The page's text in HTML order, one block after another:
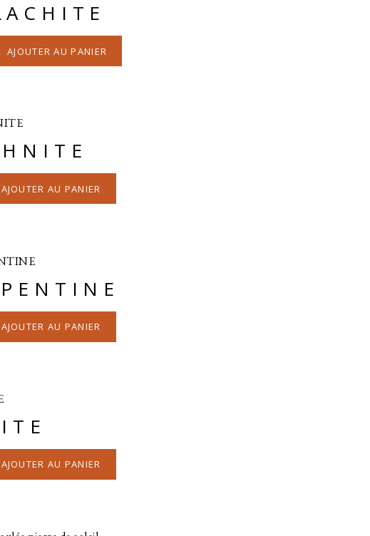
AJOUTER AU PANIER
AJOUTER AU PANIER
AJOUTER AU PANIER
AJOUTER AU PANIER